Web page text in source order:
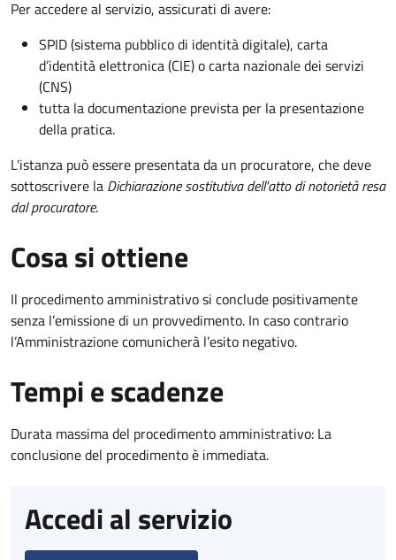
Per accedere al servizio, assicurati di avere:
SPID (sistema pubblico di identità digitale), carta
d’identità elettronica (CIE) o carta nazionale dei servizi
(CNS)
tutta la documentazione prevista per la presentazione
della pratica.
L'istanza può essere presentata da un procuratore, che deve
sottoscrivere la Dichiarazione sostitutiva dell'atto di notorietà resa
dal procuratore.
Cosa si ottiene
Il procedimento amministrativo si conclude positivamente
senza l’emissione di un provvedimento. In caso contrario
l’Amministrazione comunicherà l’esito negativo.
Tempi e scadenze
Durata massima del procedimento amministrativo: La
conclusione del procedimento è immediata.
Accedi al servizio